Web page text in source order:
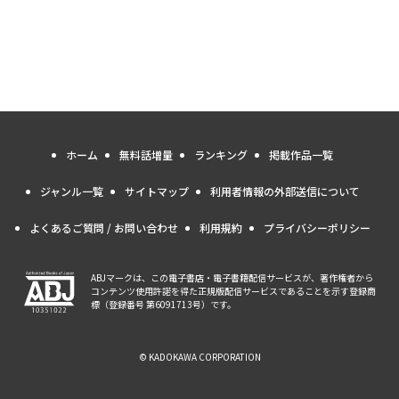
ホーム 無料話増量 ランキング 掲載作品一覧
ジャンル一覧 サイトマップ 利用者情報の外部送信について
よくあるご質問 / お問い合わせ 利用規約 プライバシーポリシー
ABJマークは、この電子書店・電子書籍配信サービスが、著作権者から
コンテンツ使用許諾を得た正規版配信サービスであることを示す登録商
標（登録番号 第6091713号）です。
© KADOKAWA CORPORATION